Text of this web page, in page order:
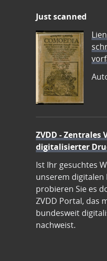
Just scanned
ZVDD - Zentrales
digitalisierter
Ist Ihr gesuchtes
unserem digitalen
probieren Sie es
ZVDD Portal, das
bundesweit
nachweist.